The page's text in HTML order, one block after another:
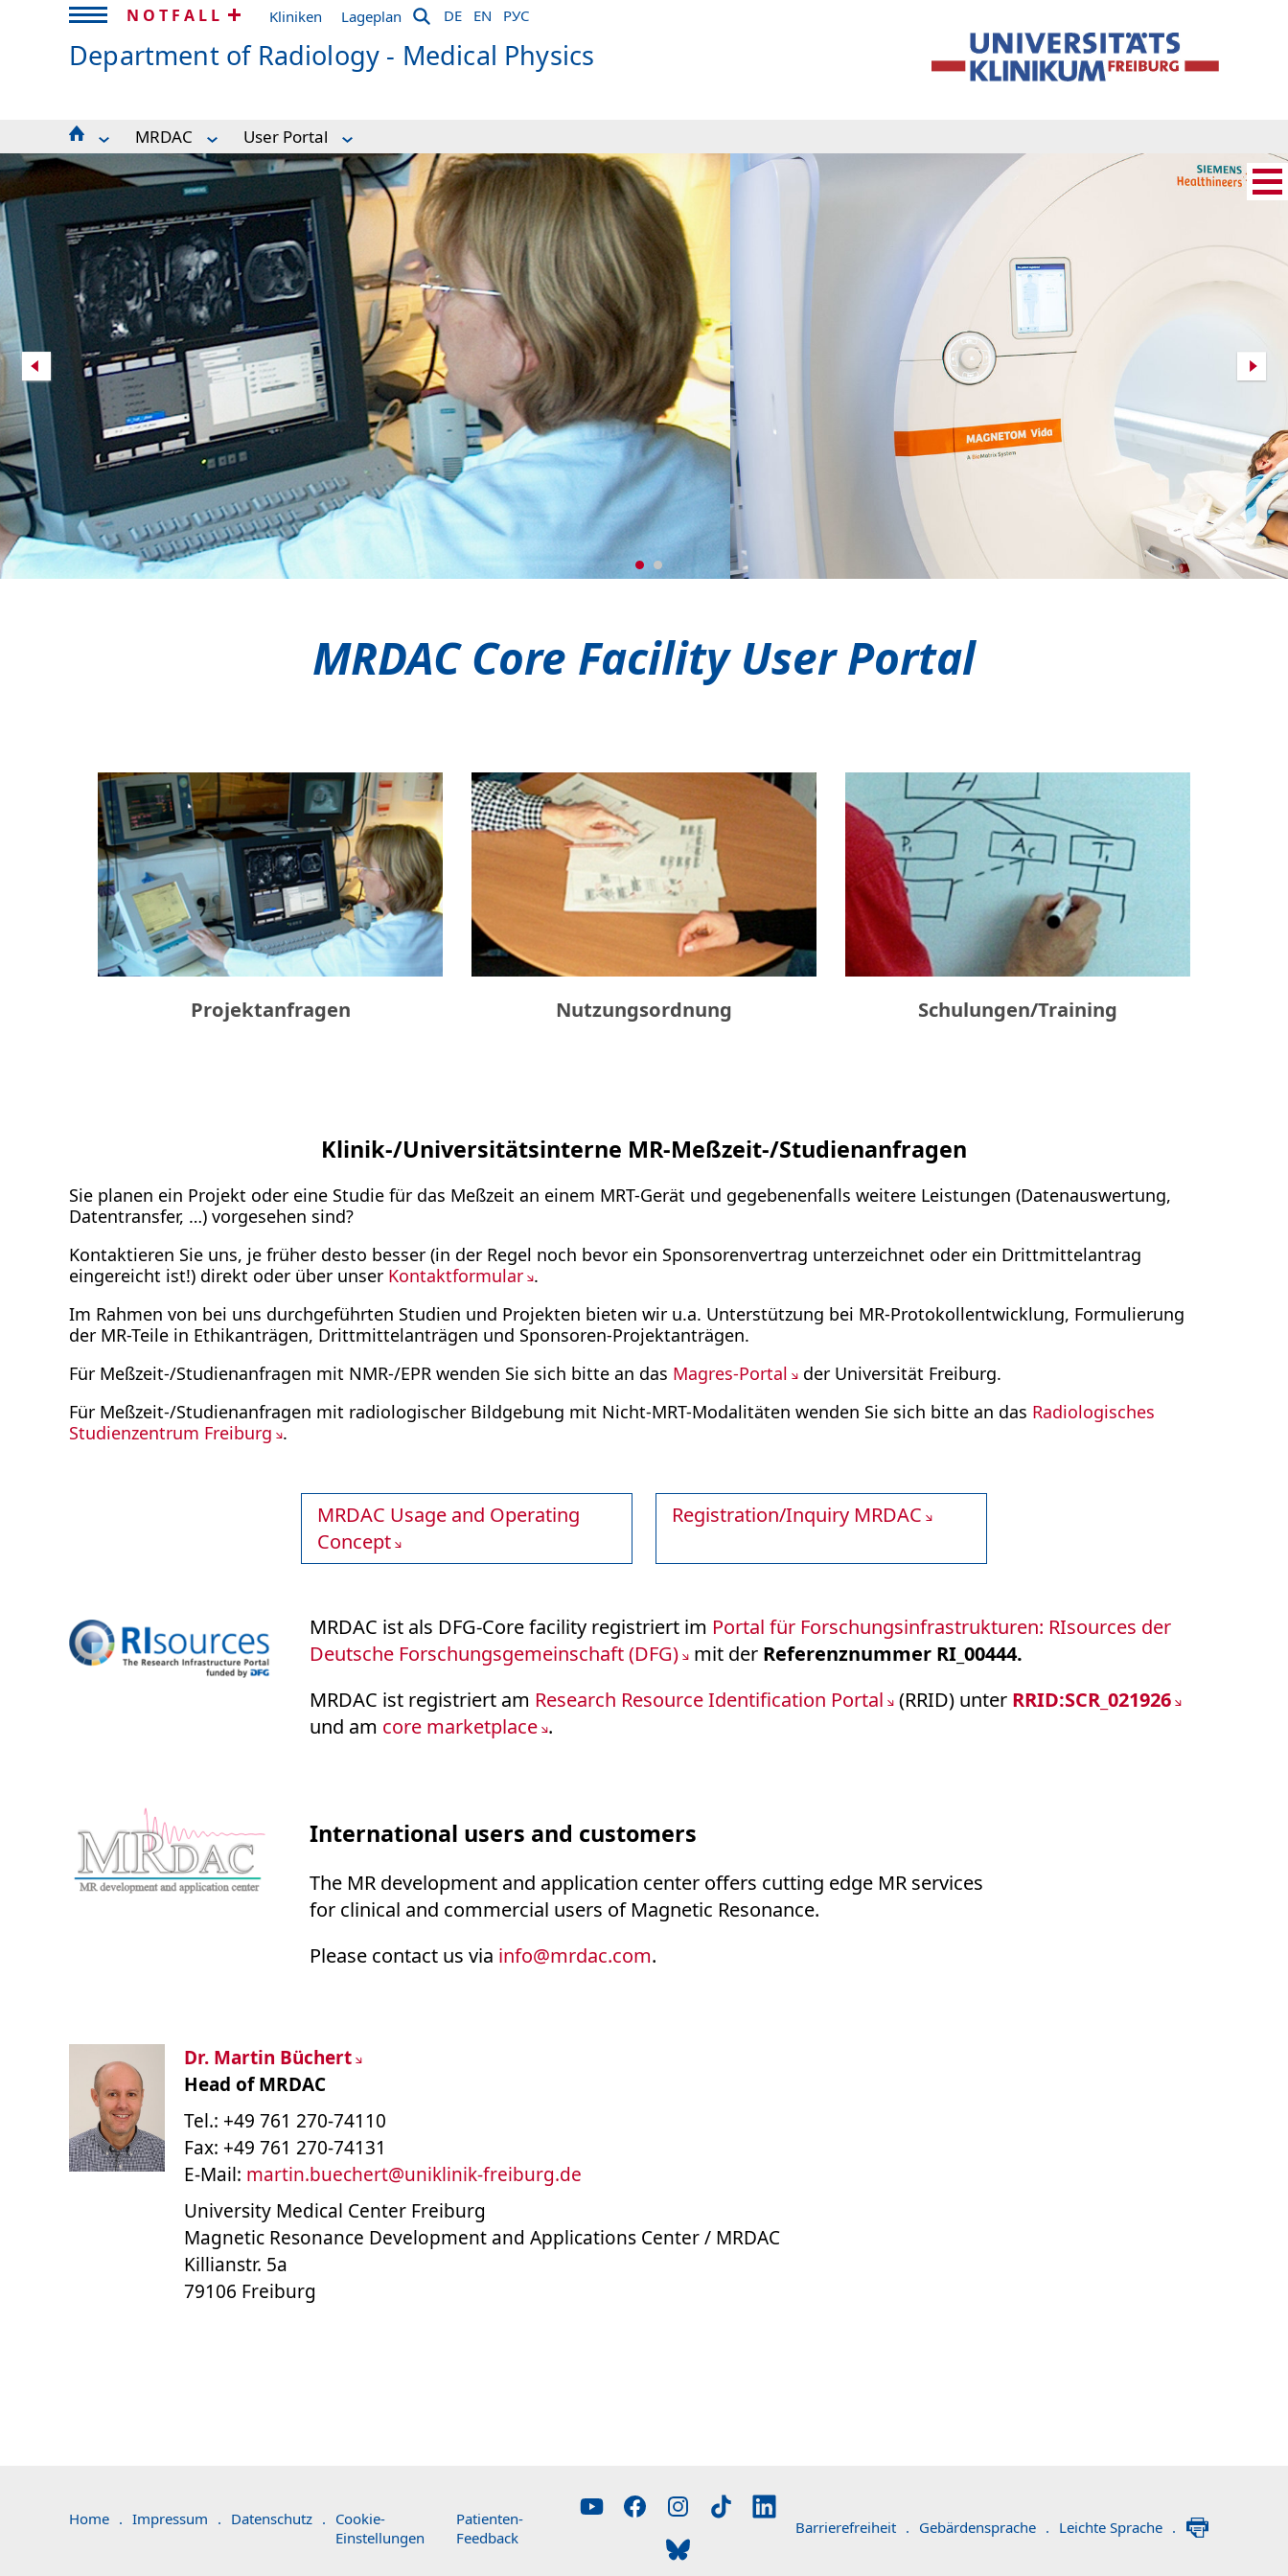
NOTFALL Kliniken Lageplan DE EN РУС
Department of Radiology - Medical Physics
For Patients
Seminar schedule
MRDAC
For Volunteers
Experimental Radiology
Research Scanners
How to find us
Research Groups
MR-Sicherheit / MR Safety
Current Openings
Team
Publications and Awards
Links
MRDAC
Racoon-Faden-Studie
User Portal
User Portal
MRDAC Usage and Operating Concept
Registration/Inquiry MRDAC
MRDAC Core Facility User Portal
Projektanfragen Nutzungsordnung Schulungen/Training
Klinik-/Universitätsinterne MR-Meßzeit-/Studienanfragen
Sie planen ein Projekt oder eine Studie für das Meßzeit an einem MRT-Gerät und gegebenenfalls weitere Leistungen (Datenauswertung,
Datentransfer, …) vorgesehen sind?
Kontaktieren Sie uns, je früher desto besser (in der Regel noch bevor ein Sponsorenvertrag unterzeichnet oder ein Drittmittelantrag
eingereicht ist!) direkt oder über unser Kontaktformular .
Im Rahmen von bei uns durchgeführten Studien und Projekten bieten wir u.a. Unterstützung bei MR-Protokollentwicklung, Formulierung
der MR-Teile in Ethikanträgen, Drittmittelanträgen und Sponsoren-Projektanträgen.
Für Meßzeit-/Studienanfragen mit NMR-/EPR wenden Sie sich bitte an das Magres-Portal
der Universität Freiburg.
Für Meßzeit-/Studienanfragen mit radiologischer Bildgebung mit Nicht-MRT-Modalitäten wenden Sie sich bitte an das Radiologisches
Studienzentrum Freiburg .
MRDAC Usage and Operating
Concept
Registration/Inquiry MRDAC
MRDAC ist als DFG-Core facility registriert im Portal für Forschungsinfrastrukturen: RIsources der
Deutsche Forschungsgemeinschaft (DFG)
mit der Referenznummer RI_00444.
MRDAC ist registriert am Research Resource Identification Portal (RRID) unter RRID:SCR_021926
und am core marketplace .
International users and customers
The MR development and application center offers cutting edge MR services
for clinical and commercial users of Magnetic Resonance.
Please contact us via info@mrdac.com.
Dr. Martin Büchert
Head of MRDAC
Tel.: +49 761 270-74110
Fax: +49 761 270-74131
E-Mail: martin.buechert@uniklinik-freiburg.de
University Medical Center Freiburg
Magnetic Resonance Development and Applications Center / MRDAC
Killianstr. 5a
79106 Freiburg
Home . Impressum . Datenschutz . Cookie-
Einstellungen
Patienten-
Feedback
Barrierefreiheit . Gebärdensprache . Leichte Sprache .